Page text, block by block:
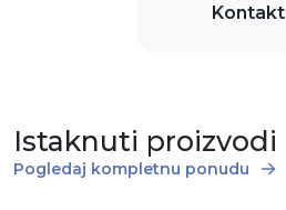
Kontakt
Istaknuti proizvodi
Pogledaj kompletnu ponudu